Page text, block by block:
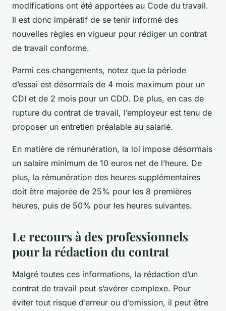
modifications ont été apportées au Code du travail.
Il est donc impératif de se tenir informé des
nouvelles règles en vigueur pour rédiger un contrat
de travail conforme.
Parmi ces changements, notez que la période
d’essai est désormais de 4 mois maximum pour un
CDI et de 2 mois pour un CDD. De plus, en cas de
rupture du contrat de travail, l’employeur est tenu de
proposer un entretien préalable au salarié.
En matière de rémunération, la loi impose désormais
un salaire minimum de 10 euros net de l’heure. De
plus, la rémunération des heures supplémentaires
doit être majorée de 25% pour les 8 premières
heures, puis de 50% pour les heures suivantes.
Le recours à des professionnels
pour la rédaction du contrat
Malgré toutes ces informations, la rédaction d’un
contrat de travail peut s’avérer complexe. Pour
éviter tout risque d’erreur ou d’omission, il peut être